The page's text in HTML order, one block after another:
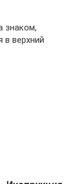
знаком,
в верхний